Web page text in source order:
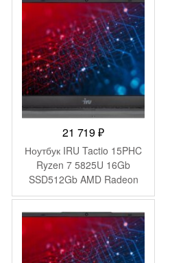
WiFi BT Cam 5000mAh
(2078487)
21 719₽
Ноутбук IRU Tactio 15PHC
Ryzen 7 5825U 16Gb
SSD512Gb AMD Radeon
Graphics 15.6″ IPS FHD
(1920×1080) Windows 11
Pro Multi Language black
WiFi BT Cam 4350mAh
(2046017)